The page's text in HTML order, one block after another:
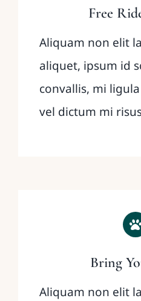
Free
Aliquam non elit
aliquet, ipsum id
convallis, mi
vel dictum mi
Bring
Aliquam non elit